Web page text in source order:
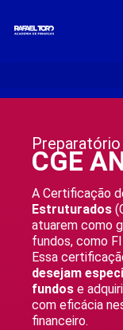
CGE
A Certificação
Estruturados
atuarem como
fundos, como
Essa
desejam
fundos e
com eficácia
financeiro.